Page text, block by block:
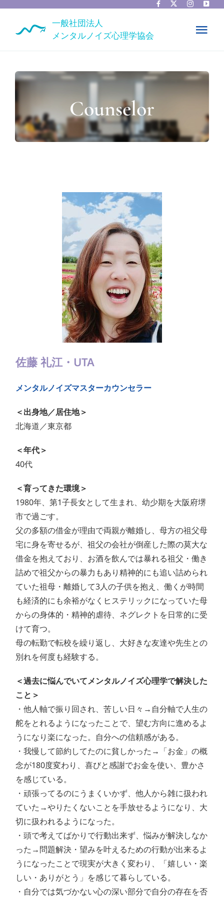
Skip
content
一般社団法人
メンタルノイズ心理学協会
カウンセラー一覧
Counselor
佐藤 礼江・UTA
メンタルノイズマスターカウンセラー
＜出身地／居住地＞
北海道／東京都
＜年代＞
40代
＜育ってきた環境＞
1980年、第1子長女として生まれ、幼少期を大阪府堺
市で過ごす。
父の多額の借金が理由で両親が離婚し、母方の祖父母
宅に身を寄せるが、祖父の会社が倒産した際の莫大な
借金を抱えており、お酒を飲んでは暴れる祖父・働き
詰めで祖父からの暴力もあり精神的にも追い詰められ
ていた祖母・離婚して3人の子供を抱え、働くが時間
も経済的にも余裕がなくヒステリックになっていた母
からの身体的・精神的虐待、ネグレクトを日常的に受
けて育つ。
母の転勤で転校を繰り返し、大好きな友達や先生との
別れを何度も経験する。
＜過去に悩んでいてメンタルノイズ心理学で解決した
こと＞
・他人軸で振り回され、苦しい日々→自分軸で人生の
舵をとれるようになったことで、望む方向に進めるよ
うになり楽になった。自分への信頼感がある。
・我慢して節約してたのに貧しかった→「お金」の概
念が180度変わり、喜びと感謝でお金を使い、豊かさ
を感じている。
・頑張ってるのにうまくいかず、他人から雑に扱われ
ていた→やりたくないことを手放せるようになり、大
切に扱われるようになった。
・頭で考えてばかりで行動出来ず、悩みが解決しなか
った→問題解決・望みを叶えるための行動が出来るよ
うになったことで現実が大きく変わり、「嬉しい・楽
しい・ありがとう」を感じて暮らしている。
・自分では気づかない心の深い部分で自分の存在を否